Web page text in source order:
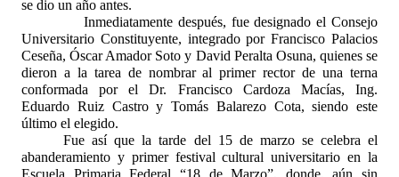
se dio un año antes.
Inmediatamente después, fue designado el Consejo
Universitario Constituyente, integrado por Francisco Palacios
Ceseña, Óscar Amador Soto y David Peralta Osuna, quienes se
dieron a la tarea de nombrar al primer rector de una terna
conformada por el Dr. Francisco Cardoza Macías, Ing.
Eduardo Ruiz Castro y Tomás Balarezo Cota, siendo este
último el elegido.
Fue así que la tarde del 15 de marzo se celebra el
abanderamiento y primer festival cultural universitario en la
Escuela Primaria Federal “18 de Marzo”, donde, aún sin